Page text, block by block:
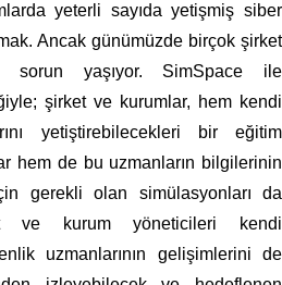
yeterli sayıda yetişmiş siber
Ancak günümüzde birçok şirket
yaşıyor. SimSpace ile
şirket ve kurumlar, hem kendi
yetiştirebilecekleri bir eğitim
hem de bu uzmanların bilgilerinin
gerekli olan simülasyonları da
ve kurum yöneticileri kendi
uzmanlarının gelişimlerini de